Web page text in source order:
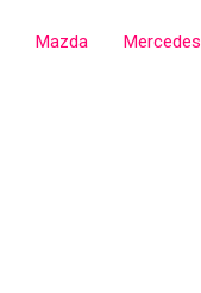
Mazda Mercedes